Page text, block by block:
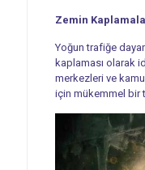
Zemin
Yoğun trafiğe
kaplaması olarak
merkezleri ve
için mükemmel bir